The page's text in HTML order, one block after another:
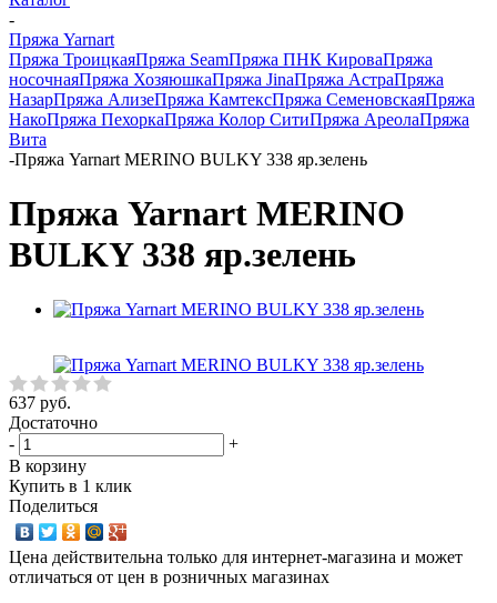
-
Пряжа Yarnart
Пряжа ТроицкаяПряжа SeamПряжа ПНК КироваПряжа
носочнаяПряжа ХозяюшкаПряжа JinaПряжа АстраПряжа
НазарПряжа АлизеПряжа КамтексПряжа СеменовскаяПряжа
НакоПряжа ПехоркаПряжа Колор СитиПряжа АреолаПряжа
Вита
-Пряжа Yarnart MERINO BULKY 338 яр.зелень
Пряжа Yarnart MERINO
BULKY 338 яр.зелень
637 руб.
Достаточно
-
+
В корзину
Купить в 1 клик
Поделиться
Цена действительна только для интернет-магазина и может
отличаться от цен в розничных магазинах